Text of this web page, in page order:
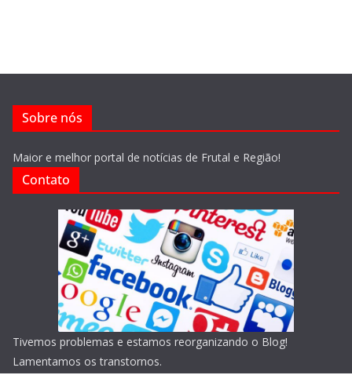
Sobre nós
Maior e melhor portal de notícias de Frutal e Região!
Contato
Tivemos problemas e estamos reorganizando o Blog!
Lamentamos os transtornos.